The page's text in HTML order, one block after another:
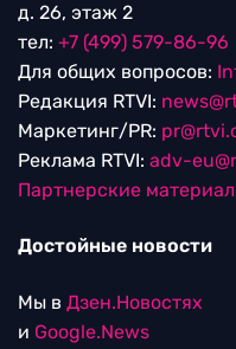
д. 26, этаж 2
тел: +7 (499) 579-86-96
Для общих вопросов:
Редакция RTVI:
Маркетинг/PR:
Реклама RTVI: adv-
Партнерские
Достойные новости
Мы в Дзен.Новостях
и Google.News